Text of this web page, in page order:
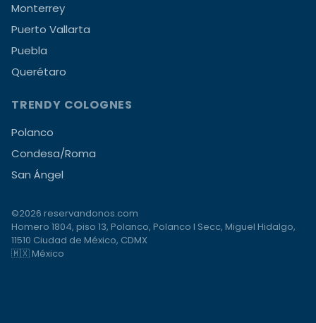
Monterrey
Puerto Vallarta
Puebla
Querétaro
TRENDY COLOGNES
Polanco
Condesa/Roma
San Ángel
©2026 reservandonos.com
Homero 1804, piso 13, Polanco, Polanco I Secc, Miguel Hidalgo,
11510 Ciudad de México, CDMX
🇲🇽 México